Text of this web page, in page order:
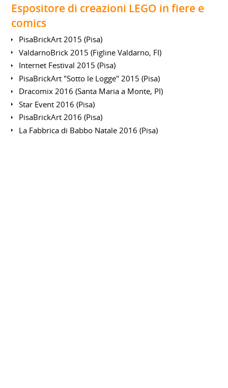
Espositore di creazioni LEGO in fiere e
comics
PisaBrickArt 2015 (Pisa)
ValdarnoBrick 2015 (Figline Valdarno, FI)
Internet Festival 2015 (Pisa)
PisaBrickArt "Sotto le Logge" 2015 (Pisa)
Dracomix 2016 (Santa Maria a Monte, PI)
Star Event 2016 (Pisa)
PisaBrickArt 2016 (Pisa)
La Fabbrica di Babbo Natale 2016 (Pisa)